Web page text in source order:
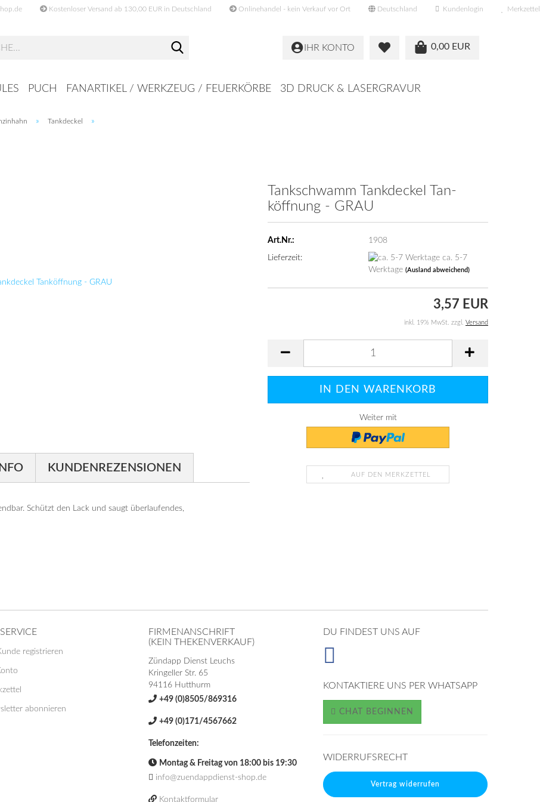
Kostenloser Versand ab 130,00 EUR in Deutschland Onlinehandel - kein Verkauf vor Ort Deutschland Kundenlogin Merkzettel
0,00 EUR
IHR KONTO
PUCH FANARTIKEL / WERKZEUG / FEUERKÖRBE 3D DRUCK & LASERGRAVUR
» Tankdeckel »
Tank­schwamm Tank­de­ckel Tan­
köff­nung - GRAU
Art.Nr.: 1908
Lieferzeit:
ca. 5-7
Werktage(Ausland abweichend)
3,57 EUR
inkl. 19% MwSt. zzgl. Versand
Weiter mit
AUF DEN MERKZETTEL
KUNDENREZENSIONEN
Schützt den Lack und saugt überlaufendes,
registrieren
abonnieren
FIRMENANSCHRIFT
(KEIN THEKENVERKAUF)
Zündapp Dienst Leuchs
Kringeller Str. 65
94116 Hutthurm
+49 (0)8505/869316
+49 (0)171/4567662
Telefonzeiten:
Montag & Freitag von 18:00 bis 19:30
info@zuendappdienst-shop.de
Kontaktformular
DU FINDEST UNS AUF
KONTAKTIERE UNS PER WHATSAPP
CHAT BEGINNEN
WIDERRUFSRECHT
Vertrag widerrufen